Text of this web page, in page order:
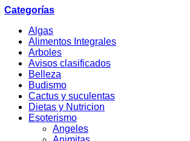
Categorías
Algas
Alimentos Integrales
Arboles
Avisos clasificados
Belleza
Budismo
Cactus y suculentas
Dietas y Nutricion
Esoterismo
Angeles